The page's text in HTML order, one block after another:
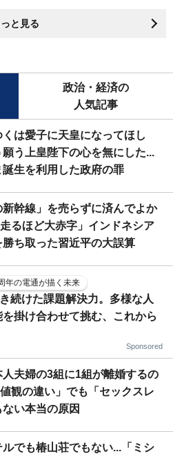
と見る
政治・経済の
人気記事
くは愛子に天皇になってほし
願う上皇陛下の心を無にした...
誕生を利用した政府の罪
新幹線」を売らずに済んでよか
るほど大赤字」インドネシア
勝ち取った習近平の大誤算
年の電通が描く未来
続けた課題解決力。多様な人
を掛け合わせて挑む、これから
Sponsored
人夫婦の3組に1組が離婚するの
観の違い」でも「セックスレ
ない本当の原因
でも椿山荘でもない...「ミシ